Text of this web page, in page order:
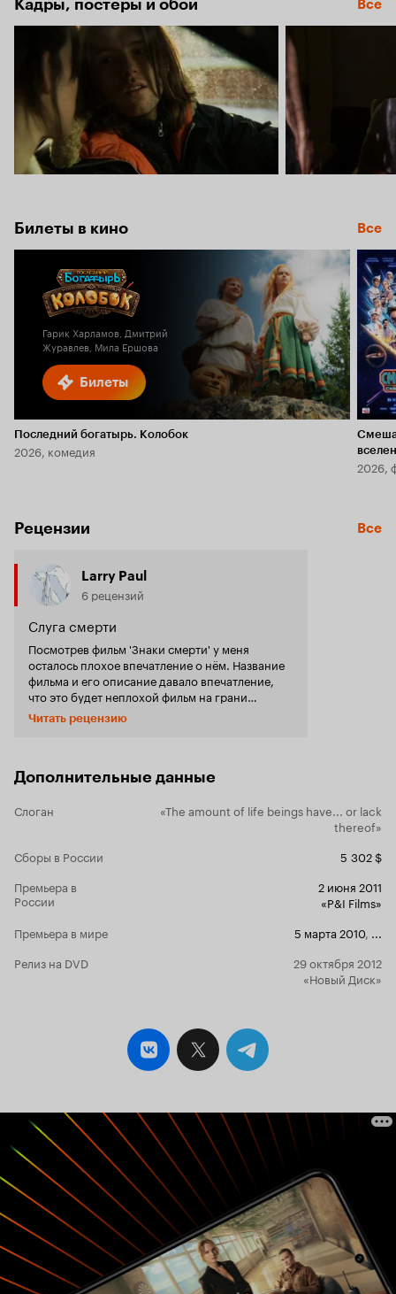
Кадры, постеры и обои Все
Билеты в кино Все
Билеты
Гарик Харламов, Дмитрий
Журавлев, Мила Ершова
Последний богатырь. Колобок
2026, комедия
2026,
Рецензии Все
Larry Paul
6 рецензий
Слуга смерти
Посмотрев фильм 'Знаки смерти' у меня
осталось плохое впечатление о нём. Название
фильма и его описание давало впечатление,
что это будет неплохой фильм на грани
документалистики, фильм о последних
минутах жизни человека, некое откровение о
является лауреатом многих премий, как
указанно на афише, я не увидела в нём той
манкости, которая есть в арт-хаусном кино. Не
Чтобы не пересказывать фильм, я расскажу
лишь о его недостатках и достоинствах. Во-
первых, мне очень не понравилось качество
съёмки и отсутствие каких-либо саундтреков.
лучше бы была более качественная съёмка и
Также, мне не понравилось множество сцен
хосписе и вот-вот умрут. Да, без этих сцен не
обойтись, но я думаю, что они могли быть
другими, кинематографически-
скучный, его неприятно смотреть и особой
философии я в нём не увидела, и та самая тема
'о странной близости, возникающей между
умирающими и теми, кто за ними ухаживает'
считаю, что нераскрыта. Мне фильм не
понравился. Я ставлю ему 2 из 10, хотя этот
фильм, конечно, найдёт своего зрителя, и
многие могут почерпнуть из него многие идеи,
над которыми следует подумать.
Читать рецензию
Дополнительные данные
Слоган
«The amount of life beings have... or lack
thereof»
Сборы в России
5 302 $
Премьера в
России
2 июня 2011
«P&I Films»
Премьера в мире
5 марта 2010,
Релиз на DVD
29 октября 2012
«Новый Диск»